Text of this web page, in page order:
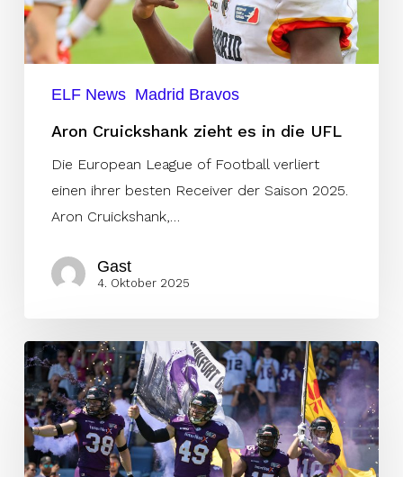
ELF News Madrid Bravos
Aron Cruickshank zieht es in die UFL
Die European League of Football verliert
einen ihrer besten Receiver der Saison 2025.
Aron Cruickshank,…
Gast
4. Oktober 2025
Playoff-
Rennen
in
Week
14: